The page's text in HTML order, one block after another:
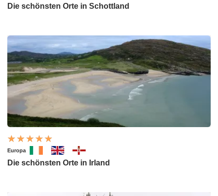
Die schönsten Orte in Schottland
Europa
Die schönsten Orte in Irland